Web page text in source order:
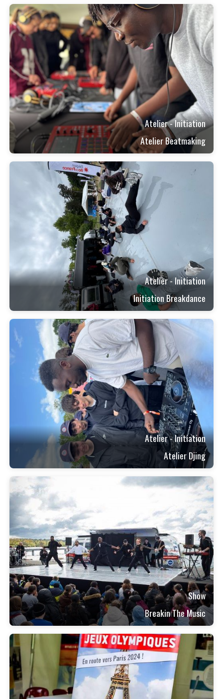
Atelier - Initiation
Atelier Beatmaking
Atelier - Initiation
Initiation Breakdance
Atelier - Initiation
Atelier Djing
Show
Breakin The Music